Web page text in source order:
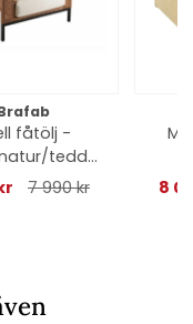
fåtölj -
teddy
dyna
7 990 kr 8